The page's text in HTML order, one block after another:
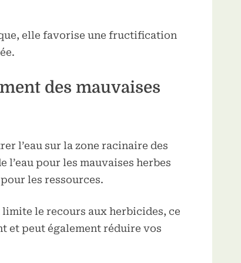
elle favorise une fructification
des mauvaises
l’eau sur la zone racinaire des
pour les mauvaises herbes
les ressources.
le recours aux herbicides, ce
et peut également réduire vos